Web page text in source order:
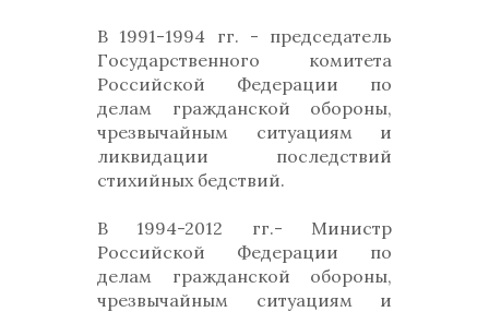
В 1991-1994 гг. - председатель
Государственного комитета
Российской Федерации по
делам гражданской обороны,
чрезвычайным ситуациям и
ликвидации последствий
стихийных бедствий.
В 1994-2012 гг.- Министр
Российской Федерации по
делам гражданской обороны,
чрезвычайным ситуациям и